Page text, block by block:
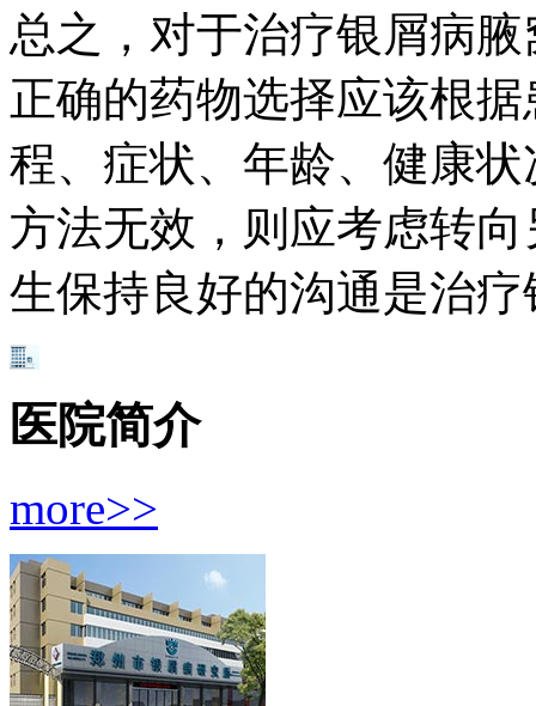
总之，对于治疗银屑病
正确的药物选择应该根
程、症状、年龄、健康
方法无效，则应考虑转
生保持良好的沟通是治
医院简介
more>>